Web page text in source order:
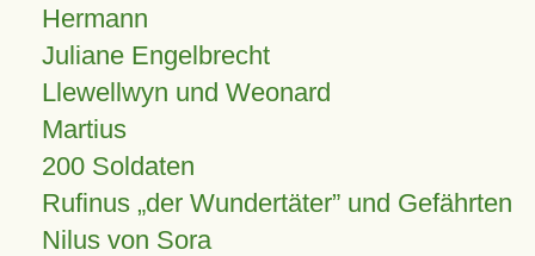
Hermann
Juliane Engelbrecht
Llewellwyn und Weonard
Martius
200 Soldaten
Rufinus „der Wundertäter” und Gefährten
Nilus von Sora